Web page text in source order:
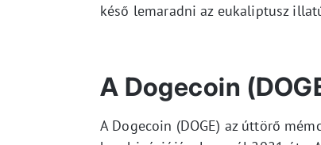
késő lemaradni az eukaliptusz
A Dogecoin
A Dogecoin (DOGE) az úttörő